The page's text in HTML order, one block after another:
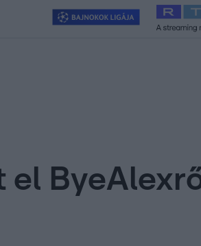
Exek csatája 2026 Celeb
el